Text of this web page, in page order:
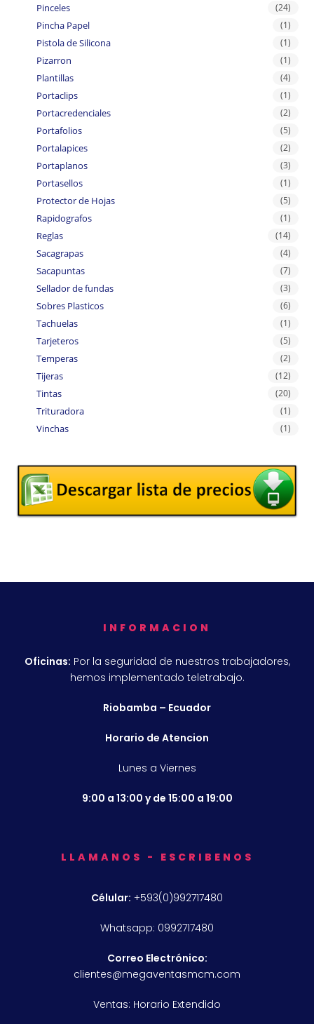
Pinceles (24)
Pincha Papel (1)
Pistola de Silicona (1)
Pizarron (1)
Plantillas (4)
Portaclips (1)
Portacredenciales (2)
Portafolios (5)
Portalapices (2)
Portaplanos (3)
Portasellos (1)
Protector de Hojas (5)
Rapidografos (1)
Reglas (14)
Sacagrapas (4)
Sacapuntas (7)
Sellador de fundas (3)
Sobres Plasticos (6)
Tachuelas (1)
Tarjeteros (5)
Temperas (2)
Tijeras (12)
Tintas (20)
Trituradora (1)
Vinchas (1)
INFORMACION
Oficinas: Por la seguridad de nuestros trabajadores,
hemos implementado teletrabajo.
Riobamba – Ecuador
Horario de Atencion
Lunes a Viernes
9:00 a 13:00 y de 15:00 a 19:00
LLAMANOS - ESCRIBENOS
Célular: +593(0)992717480
Whatsapp: 0992717480
Correo Electrónico:
clientes@megaventasmcm.com
Ventas: Horario Extendido